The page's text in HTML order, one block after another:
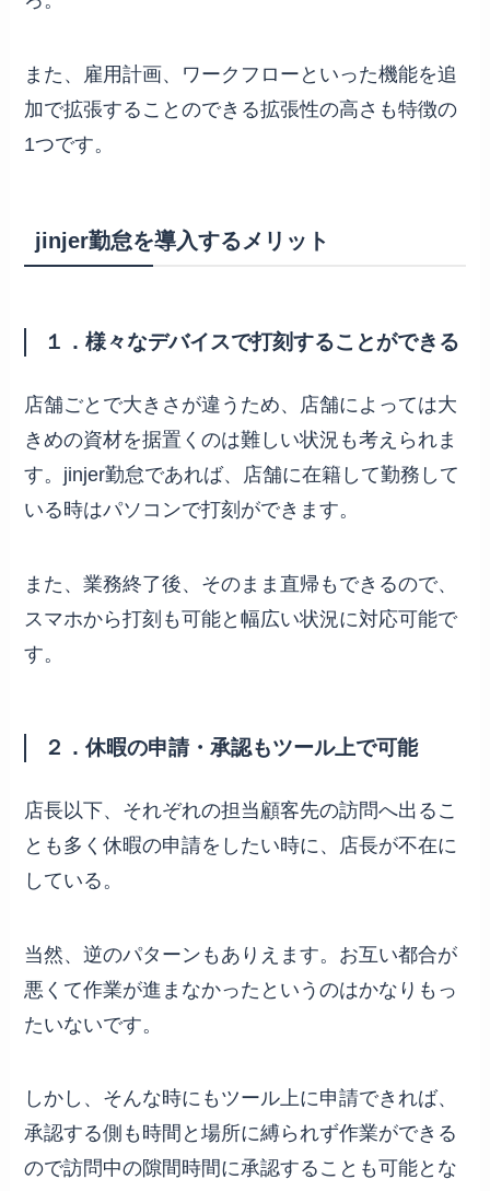
また、雇用計画、ワークフローといった機能を追
加で拡張することのできる拡張性の高さも特徴の
1つです。
jinjer勤怠を導入するメリット
１．様々なデバイスで打刻することができる
店舗ごとで大きさが違うため、店舗によっては大
きめの資材を据置くのは難しい状況も考えられま
す。jinjer勤怠であれば、店舗に在籍して勤務して
いる時はパソコンで打刻ができます。
また、業務終了後、そのまま直帰もできるので、
スマホから打刻も可能と幅広い状況に対応可能で
す。
２．休暇の申請・承認もツール上で可能
店長以下、それぞれの担当顧客先の訪問へ出るこ
とも多く休暇の申請をしたい時に、店長が不在に
している。
当然、逆のパターンもありえます。お互い都合が
悪くて作業が進まなかったというのはかなりもっ
たいないです。
しかし、そんな時にもツール上に申請できれば、
承認する側も時間と場所に縛られず作業ができる
ので訪問中の隙間時間に承認することも可能とな